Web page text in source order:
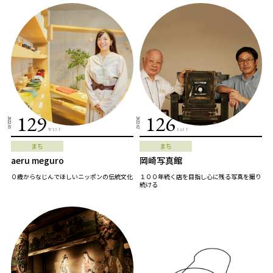
2022.03 129 WEST
まち
aeru meguro
０歳からなじんでほしいニッポンの伝統文化
2022.02 126 EAST
まち
岡崎写真館
１００年続く店を目指し心に残る写真を撮り
続ける